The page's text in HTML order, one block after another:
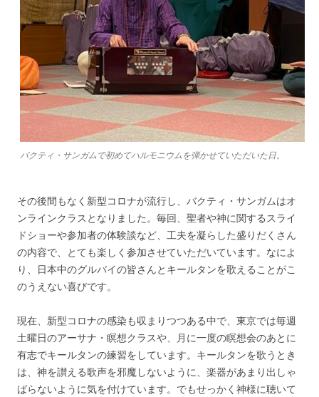
バクティ・サンガムで初めてハルモニウムを弾かせていただいた日。
その後間もなく新型コロナが流行し、バクティ・サンガムはオ
ンラインクラスとなりました。毎回、聖者や神に関するスライ
ドショーや参加者の体験談など、工夫を凝らした盛りだくさん
の内容で、とても楽しく参加させていただいています。なによ
り、日本中のグルバイの皆さんとキールタンを歌えることがこ
のうえない喜びです。
現在、新型コロナの感染も収まりつつある中で、東京では毎週
土曜日のアーサナ・瞑想クラスや、月に一度の瞑想会のあとに
有志でキールタンの練習をしています。キールタンを歌うとき
は、神を讃える歌声を邪魔しないように、楽器があまり出しゃ
ばらないように気を付けています。でもせっかく神様に聴いて